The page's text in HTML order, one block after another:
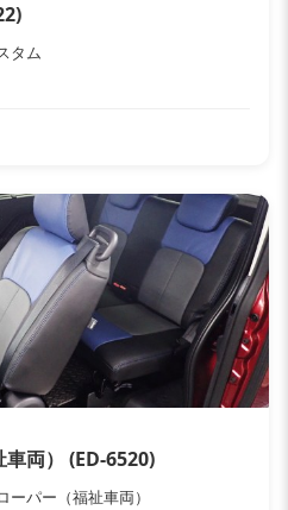
タム
両） (ED-6520)
ーパー（福祉車両）